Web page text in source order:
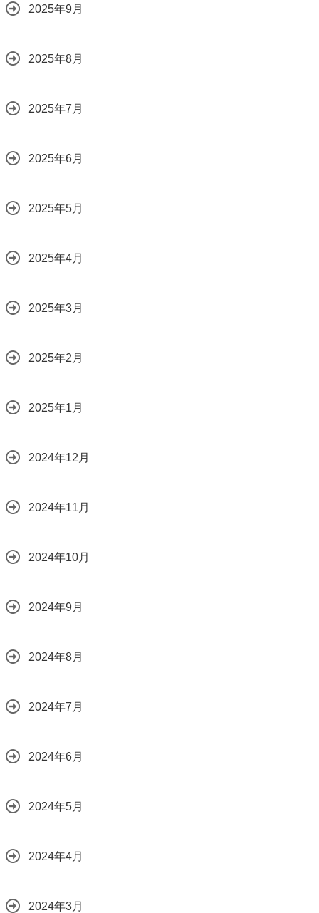
2025年9月
2025年8月
2025年7月
2025年6月
2025年5月
2025年4月
2025年3月
2025年2月
2025年1月
2024年12月
2024年11月
2024年10月
2024年9月
2024年8月
2024年7月
2024年6月
2024年5月
2024年4月
2024年3月